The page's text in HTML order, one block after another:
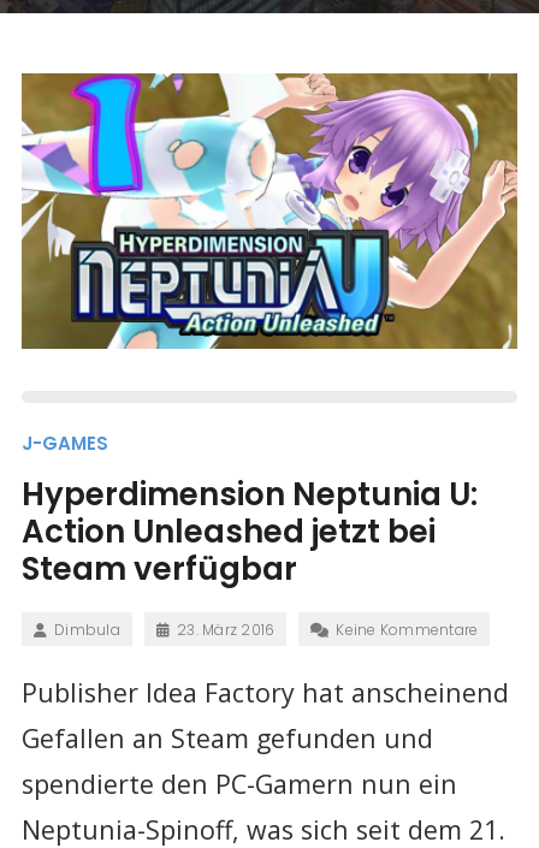
J-GAMES
Hyperdimension Neptunia U:
Action Unleashed jetzt bei
Steam verfügbar
Dimbula 23. März 2016 Keine Kommentare
Publisher Idea Factory hat anscheinend
Gefallen an Steam gefunden und
spendierte den PC-Gamern nun ein
Neptunia-Spinoff, was sich seit dem 21.